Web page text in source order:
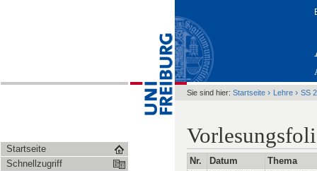
Startseite
Schnellzugriff
Sie sind hier: Startseite › Lehre › SS
Nr. Datum
Thema